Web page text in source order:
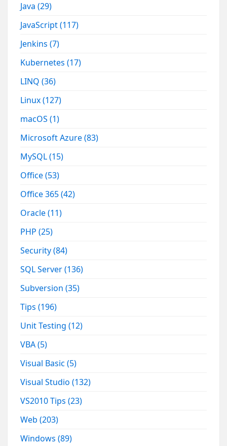
Java(29)
JavaScript(117)
Jenkins(7)
Kubernetes(17)
LINQ(36)
Linux(127)
macOS(1)
Microsoft Azure(83)
MySQL(15)
Office(53)
Office 365(42)
Oracle(11)
PHP(25)
Security(84)
SQL Server(136)
Subversion(35)
Tips(196)
Unit Testing(12)
VBA(5)
Visual Basic(5)
Visual Studio(132)
VS2010 Tips(23)
Web(203)
Windows(89)